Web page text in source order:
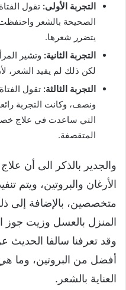
التجربة الأولى: تقول
الصحيحة بالشعر واحتفظت
يتضرر شعرها.
التجربة الثانية: وتشير
لكن ذلك لم يفيد الشعر،
التجربة الثالثة: تقول
ونصف، وكانت التجربة
التي ساعدت في علاج
المتقصفة.
والجدير بالذكر الى أن
الأرغان والبروتين، ويتم
متخصصين، بالإضافة إلى
المنزل بالعسل وزيت جوز
وقد تعرفنا سالفا الحديث
أفضل من البروتين، وما
العناية بالشعر.